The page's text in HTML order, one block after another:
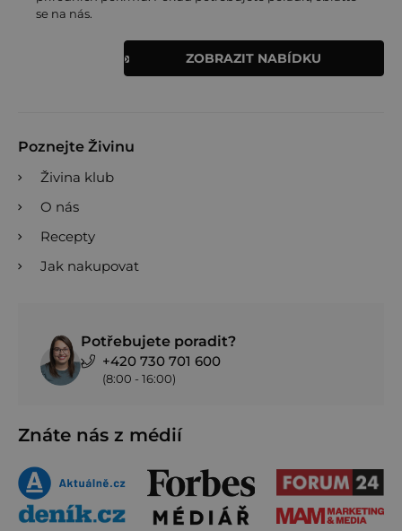
se na nás.
ZOBRAZIT NABÍDKU
Poznejte Živinu
Živina klub
O nás
Recepty
Jak nakupovat
Potřebujete poradit?
+420 730 701 600
(8:00 - 16:00)
Znáte nás z médií